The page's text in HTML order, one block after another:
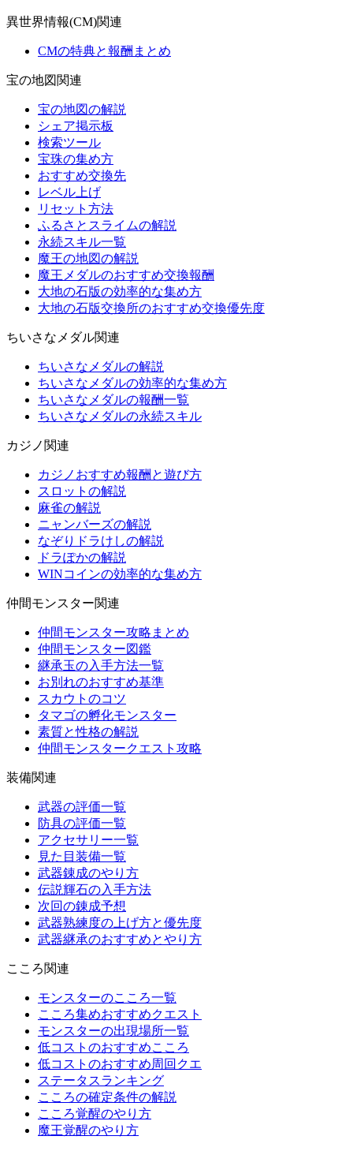
異世界情報(CM)関連
CMの特典と報酬まとめ
宝の地図関連
宝の地図の解説
シェア掲示板
検索ツール
宝珠の集め方
おすすめ交換先
レベル上げ
リセット方法
ふるさとスライムの解説
永続スキル一覧
魔王の地図の解説
魔王メダルのおすすめ交換報酬
大地の石版の効率的な集め方
大地の石版交換所のおすすめ交換優先度
ちいさなメダル関連
ちいさなメダルの解説
ちいさなメダルの効率的な集め方
ちいさなメダルの報酬一覧
ちいさなメダルの永続スキル
カジノ関連
カジノおすすめ報酬と遊び方
スロットの解説
麻雀の解説
ニャンバーズの解説
なぞりドラけしの解説
ドラぽかの解説
WINコインの効率的な集め方
仲間モンスター関連
仲間モンスター攻略まとめ
仲間モンスター図鑑
継承玉の入手方法一覧
お別れのおすすめ基準
スカウトのコツ
タマゴの孵化モンスター
素質と性格の解説
仲間モンスタークエスト攻略
装備関連
武器の評価一覧
防具の評価一覧
アクセサリー一覧
見た目装備一覧
武器錬成のやり方
伝説輝石の入手方法
次回の錬成予想
武器熟練度の上げ方と優先度
武器継承のおすすめとやり方
こころ関連
モンスターのこころ一覧
こころ集めおすすめクエスト
モンスターの出現場所一覧
低コストのおすすめこころ
低コストのおすすめ周回クエ
ステータスランキング
こころの確定条件の解説
こころ覚醒のやり方
魔王覚醒のやり方